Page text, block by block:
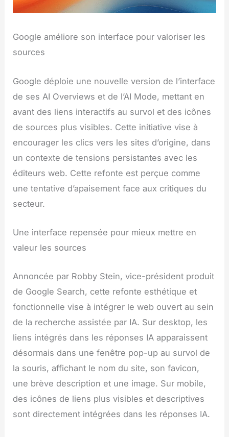
Google améliore son interface pour valoriser les
sources
Google déploie une nouvelle version de l’interface
de ses AI Overviews et de l’AI Mode, mettant en
avant des liens interactifs au survol et des icônes
de sources plus visibles. Cette initiative vise à
encourager les clics vers les sites d’origine, dans
un contexte de tensions persistantes avec les
éditeurs web. Cette refonte est perçue comme
une tentative d’apaisement face aux critiques du
secteur.
Une interface repensée pour mieux mettre en
valeur les sources
Annoncée par Robby Stein, vice-président produit
de Google Search, cette refonte esthétique et
fonctionnelle vise à intégrer le web ouvert au sein
de la recherche assistée par IA. Sur desktop, les
liens intégrés dans les réponses IA apparaissent
désormais dans une fenêtre pop-up au survol de
la souris, affichant le nom du site, son favicon,
une brève description et une image. Sur mobile,
des icônes de liens plus visibles et descriptives
sont directement intégrées dans les réponses IA.